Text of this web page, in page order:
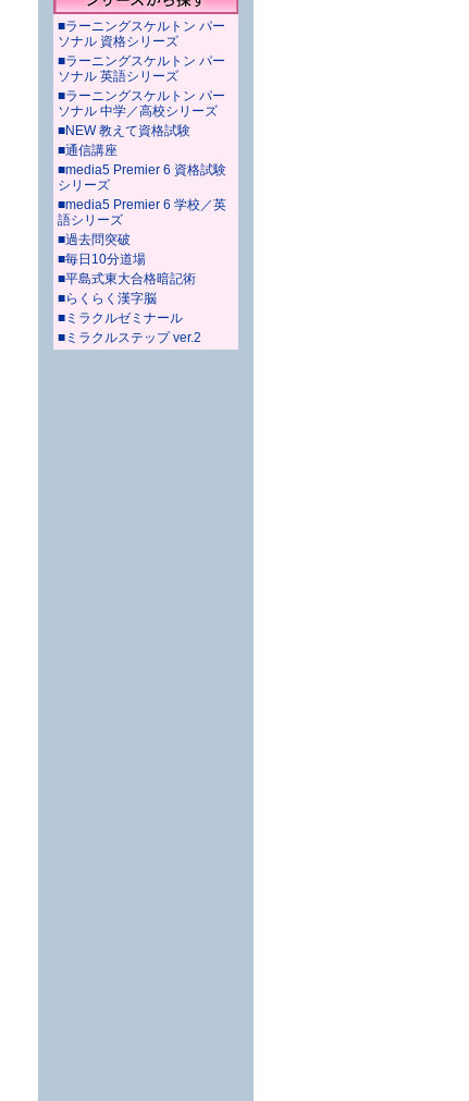
■ラーニングスケルトン パー
ソナル 資格シリーズ
■ラーニングスケルトン パー
ソナル 英語シリーズ
■ラーニングスケルトン パー
ソナル 中学／高校シリーズ
■NEW 教えて資格試験
■通信講座
■media5 Premier 6 資格試験
シリーズ
■media5 Premier 6 学校／英
語シリーズ
■過去問突破
■毎日10分道場
■平島式東大合格暗記術
■らくらく漢字脳
■ミラクルゼミナール
■ミラクルステップ ver.2